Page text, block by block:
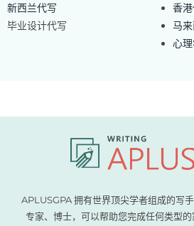
新西兰代写
毕业设计代写
香
马
心
APLUSGPA 拥有世界顶尖学者组成的写
专家、博士，可以帮助您完成任何类型